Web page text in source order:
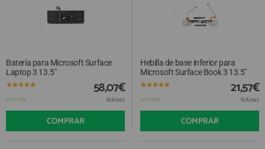
Batería para Microsoft Surface
Laptop 3 13.5"
En STOCK
58,07€
IVA Incl.
COMPRAR
Hebilla de base inferior para
Microsoft Surface Book 3 13.5"
En STOCK
21,57€
IVA Incl.
COMPRAR